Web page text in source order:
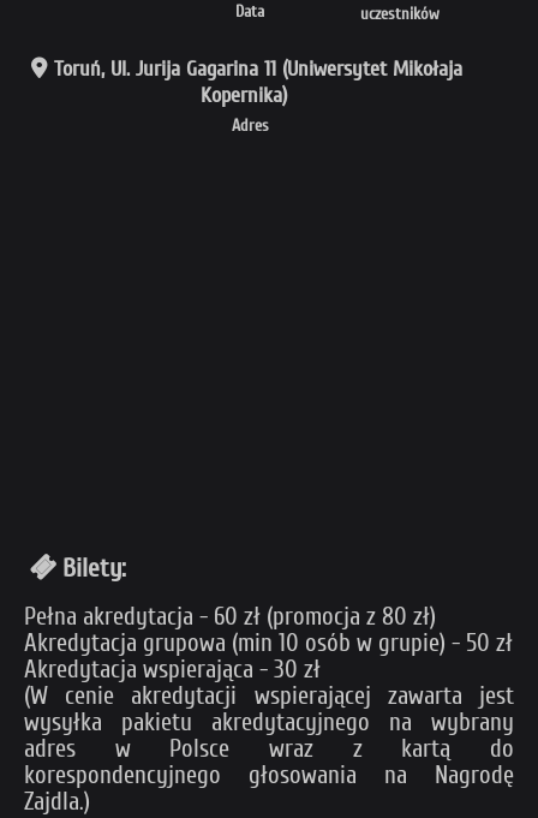
Data
uczestników
Adres
Toruń, Ul. Jurija Gagarina 11 (Uniwersytet Mikołaja
Kopernika)
Bilety:
Pełna akredytacja - 60 zł (promocja z 80 zł)
Akredytacja grupowa (min 10 osób w grupie) - 50 zł
Akredytacja wspierająca - 30 zł
(W cenie akredytacji wspierającej zawarta jest
wysyłka pakietu akredytacyjnego na wybrany
adres w Polsce wraz z kartą do
korespondencyjnego głosowania na Nagrodę
Zajdla.)